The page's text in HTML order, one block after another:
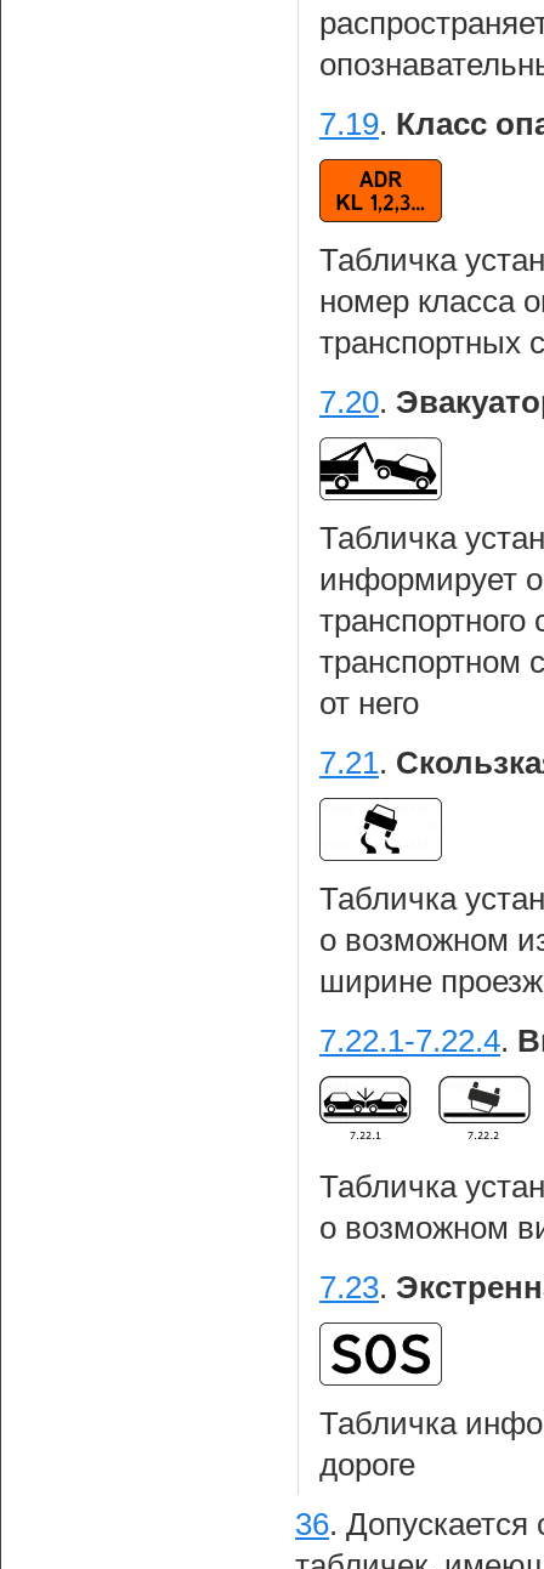
7.19. Класс
Табличка
номер класса
транспортных
7.20.
Табличка
информирует
транспортного
транспортном
от него
7.21.
Табличка
о возможном
ширине
7.22.1-7.22.4.
Табличка
о возможном
7.23.
Табличка
дороге
36.